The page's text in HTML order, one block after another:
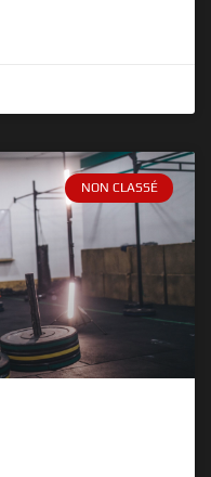
NON CLASSÉ